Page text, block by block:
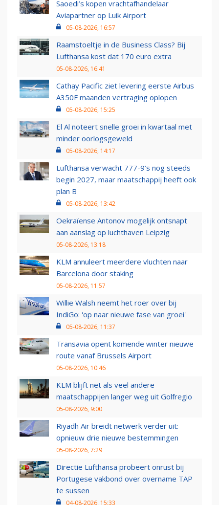
Saoedi’s kopen vrachtafhandelaar
Aviapartner op Luik Airport
05-08-2026, 16:57
Raamstoeltje in de Business Class? Bij
Lufthansa kost dat 170 euro extra
05-08-2026, 16:41
Cathay Pacific ziet levering eerste Airbus
A350F maanden vertraging oplopen
05-08-2026, 15:25
El Al noteert snelle groei in kwartaal met
minder oorlogsgeweld
05-08-2026, 14:17
Lufthansa verwacht 777-9’s nog steeds
begin 2027, maar maatschappij heeft ook
plan B
05-08-2026, 13:42
Oekraïense Antonov mogelijk ontsnapt
aan aanslag op luchthaven Leipzig
05-08-2026, 13:18
KLM annuleert meerdere vluchten naar
Barcelona door staking
05-08-2026, 11:57
Willie Walsh neemt het roer over bij
IndiGo: 'op naar nieuwe fase van groei'
05-08-2026, 11:37
Transavia opent komende winter nieuwe
route vanaf Brussels Airport
05-08-2026, 10:46
KLM blijft net als veel andere
maatschappijen langer weg uit Golfregio
05-08-2026, 9:00
Riyadh Air breidt netwerk verder uit:
opnieuw drie nieuwe bestemmingen
05-08-2026, 7:29
Directie Lufthansa probeert onrust bij
Portugese vakbond over overname TAP
te sussen
04-08-2026, 15:33